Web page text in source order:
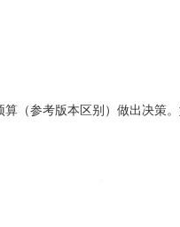
（参考版本区别）做出决策